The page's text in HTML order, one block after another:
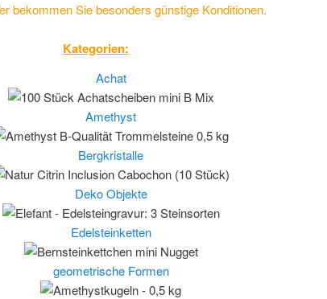
bekommen Sie besonders günstige Konditionen.
Kategorien:
Achat
Amethyst
Bergkristalle
Deko Objekte
Edelsteinketten
geometrische Formen